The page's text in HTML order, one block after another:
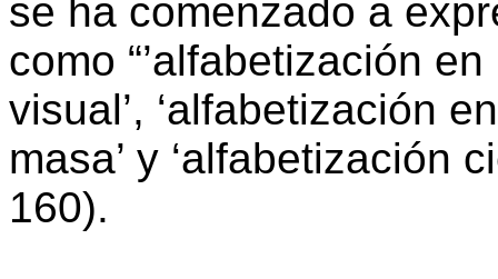
se ha comenzado a
como “’alfabetización
visual’, ‘alfabetización
masa’ y ‘alfabetización
160).